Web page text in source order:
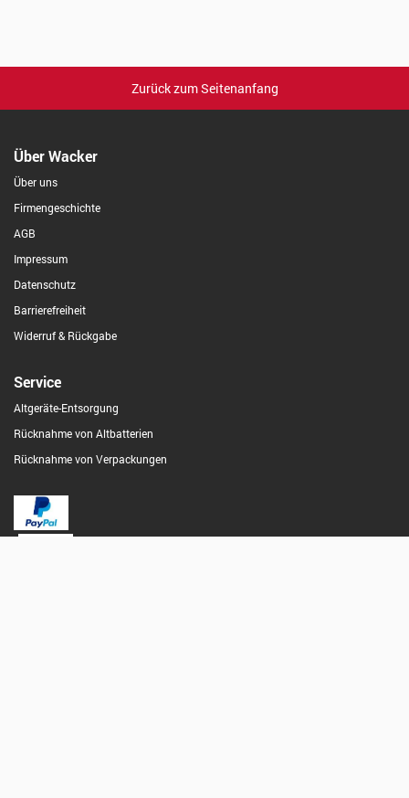
Zurück zum Seitenanfang
Über Wacker
Über uns
Firmengeschichte
AGB
Impressum
Datenschutz
Barrierefreiheit
Widerruf & Rückgabe
Service
Altgeräte-Entsorgung
Rücknahme von Altbatterien
Rücknahme von Verpackungen